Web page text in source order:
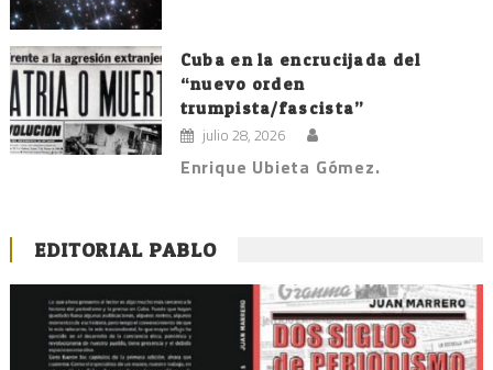
Cuba en la encrucijada del
“nuevo orden
trumpista/fascista”
julio 28, 2026
Enrique Ubieta Gómez.
EDITORIAL PABLO